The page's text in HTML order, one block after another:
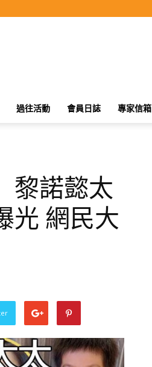
過往活動 會員日誌 專家信箱
黎諾懿太
光 網民大